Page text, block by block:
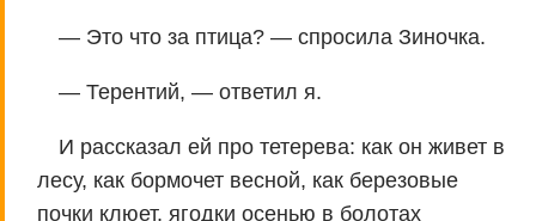
— Это что за птица? — спросила Зиночка.
— Терентий, — ответил я.
И рассказал ей про тетерева: как он живет в
лесу, как бормочет весной, как березовые
почки клюет, ягодки осенью в болотах